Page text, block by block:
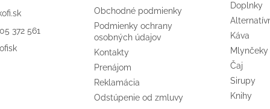
372 561
Obchodné podmienky
Podmienky ochrany
osobných údajov
Kontakty
Prenájom
Reklamácia
Odstúpenie od zmluvy
Doplnky
Káva
Mlynčeky
Čaj
Sirupy
Knihy